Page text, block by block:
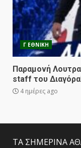
Γ ΕΘΝΙΚΗ
Παραμονή
staff του
4 ημέρες ago
ΤΑ ΣΗΜΕΡΙΝΑ